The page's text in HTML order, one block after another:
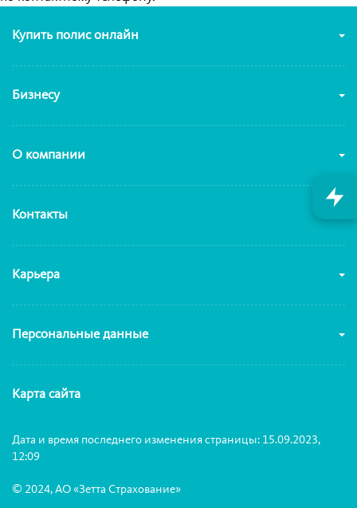
Купить полис онлайн
Бизнесу
О компании
Контакты
Карьера
Персональные данные
Карта сайта
Дата и время последнего изменения страницы: 15.09.2023,
12:09
© 2024, АО «Зетта Страхование»